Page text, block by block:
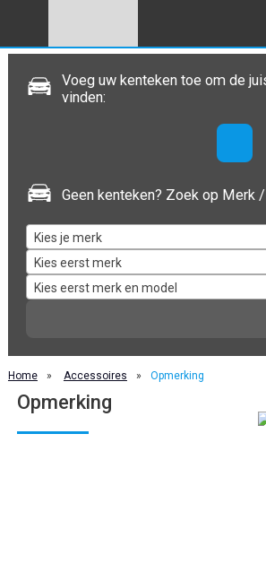
Voeg uw kenteken toe om de
vinden:
Geen kenteken? Zoek op Merk
Kies je merk
Kies eerst merk
Kies eerst merk en model
Home » Accessoires » Opmerking
Opmerking